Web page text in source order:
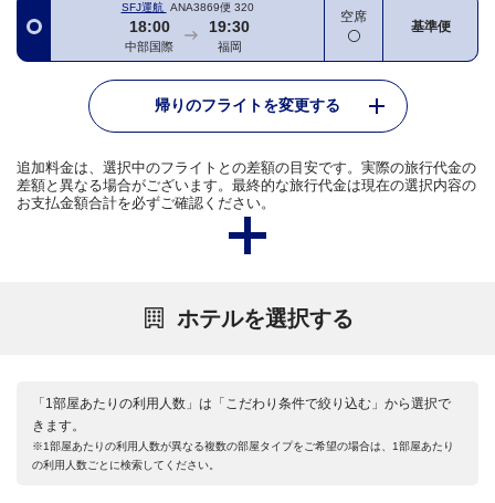
SFJ運航 ANA3869便 320
18:00
中部国際
19:30
福岡
空席
基準便
帰りのフライトを変更する
追加料金は、選択中のフライトとの差額の目安です。実際の旅行代金の
差額と異なる場合がございます。最終的な旅行代金は現在の選択内容の
お支払金額合計を必ずご確認ください。
ホテルを選択する
「1部屋あたりの利用人数」は「こだわり条件で絞り込む」から選択で
きます。
※1部屋あたりの利用人数が異なる複数の部屋タイプをご希望の場合は、1部屋あたり
の利用人数ごとに検索してください。